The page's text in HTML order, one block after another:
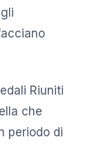
Riuniti
che
periodo di